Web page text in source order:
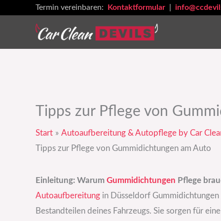
Termin vereinbaren: Kontaktformular
Tipps zur Pflege von
Start
Autoaufbereitung & Autopflege by Car
Tipps zur Pflege von Gummidichtungen am Auto
Einleitung: Warum Gummidichtungen Pflege
Autoaufbereitung in Düsseldorf
Bestandteilen deines Fahrzeugs. Sie sorgen für